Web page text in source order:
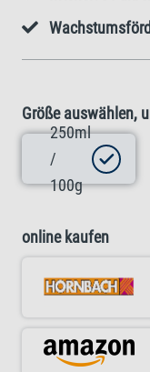
Größe auswählen,
250ml
/
100g
online kaufen